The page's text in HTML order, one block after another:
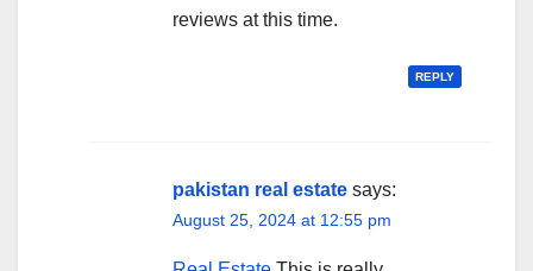
reviews at this time.
REPLY
pakistan real estate says:
August 25, 2024 at 12:55 pm